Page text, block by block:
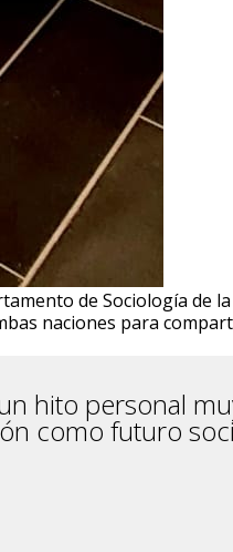
de Sociología de
naciones para
hito personal
como futuro